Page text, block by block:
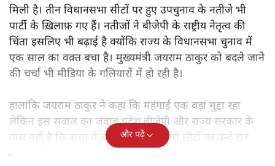
सकते में है। उसे ऐसे नतीजों की उम्मीद नहीं थी। क्या इसका असर
विधानसभा चुनाव पर भी होगा?
हिमाचल प्रदेश में बीजेपी को बड़ी हार मिली है। हार इतनी बड़ी है
कि 2019 के लोकसभा चुनाव में मंडी की जिस लोकसभा सीट को
बीजेपी ने 4 लाख से ज़्यादा वोटों से जीता था, वहां भी उसे शिकस्त
मिली है। तीन विधानसभा सीटों पर हुए उपचुनाव के नतीजे भी